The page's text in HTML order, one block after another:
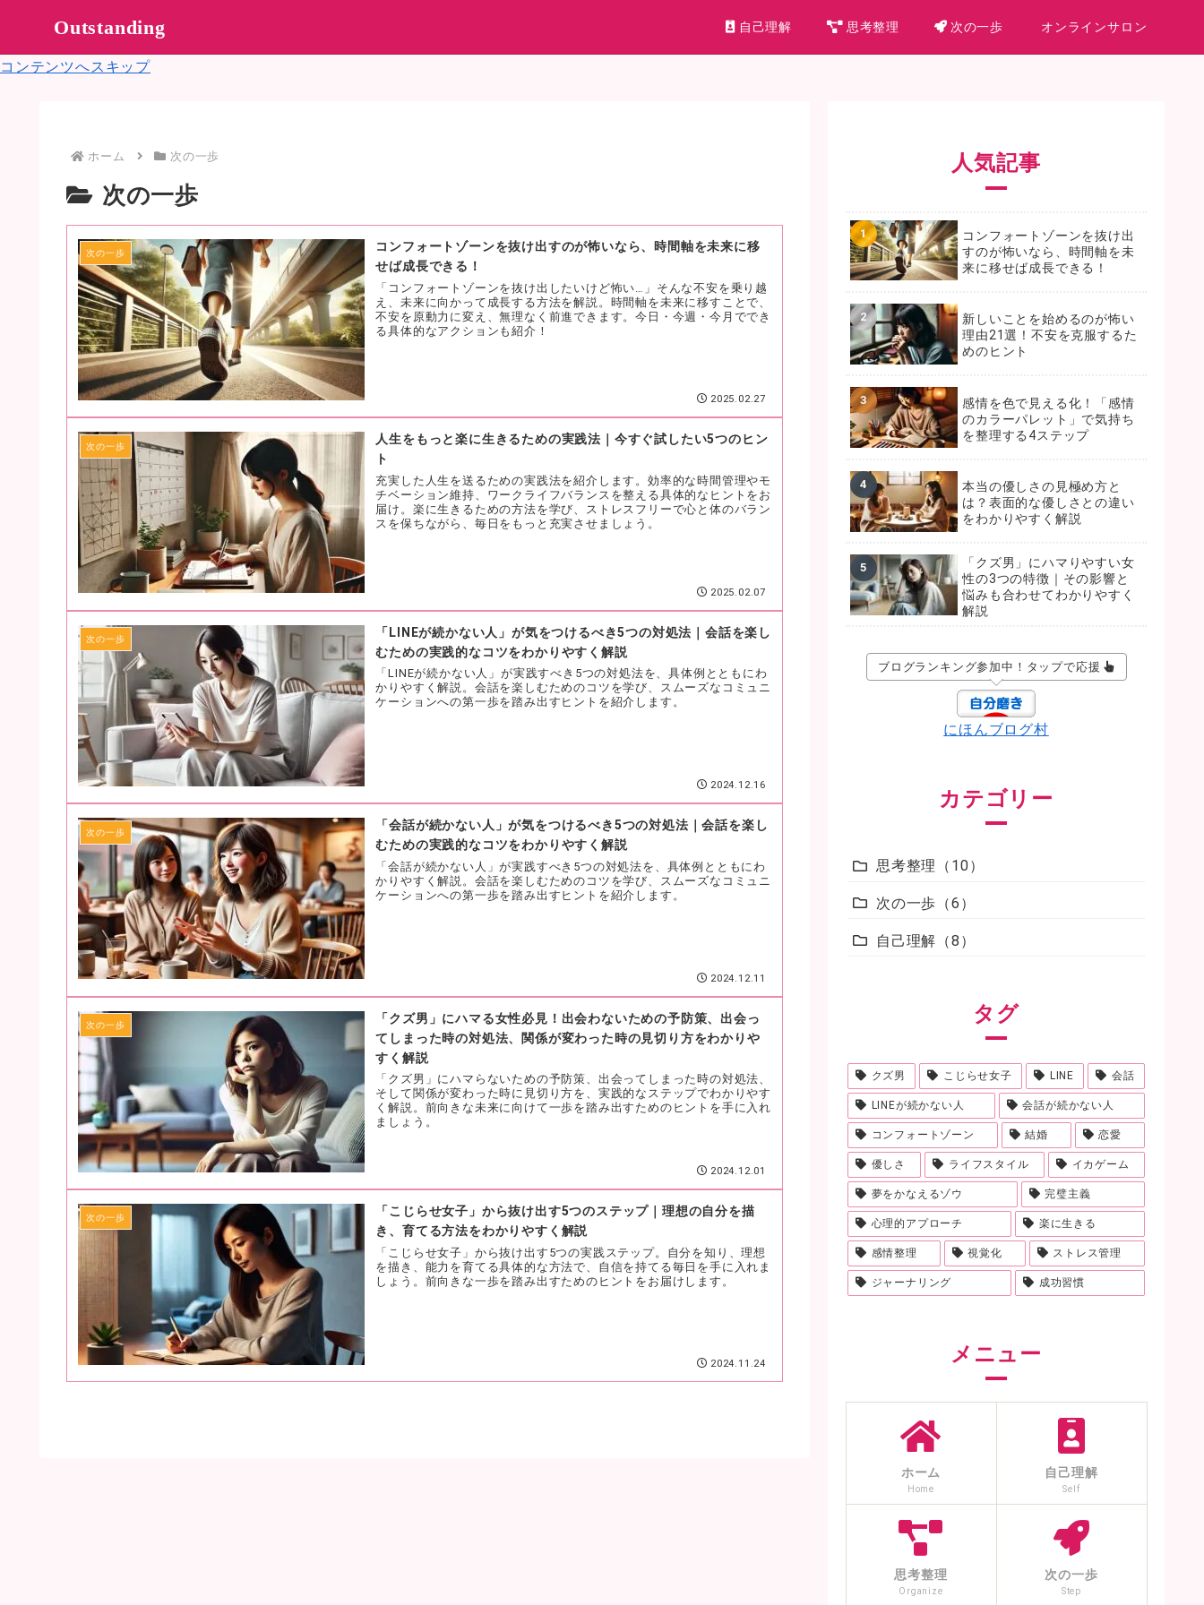
コンテンツへスキップ
Outstanding 自己理解 思考整理 次の一歩 オンラインサロン
ホーム 次の一歩
次の一歩
次の一歩
コンフォートゾーンを抜け出すのが怖いなら、時間軸を未来に移
せば成長できる！
「コンフォートゾーンを抜け出したいけど怖い…」そんな不安を乗り越
え、未来に向かって成長する方法を解説。時間軸を未来に移すことで、
不安を原動力に変え、無理なく前進できます。今日・今週・今月ででき
る具体的なアクションも紹介！
2025.02.27
次の一歩
人生をもっと楽に生きるための実践法｜今すぐ試したい5つのヒン
ト
充実した人生を送るための実践法を紹介します。効率的な時間管理やモ
チベーション維持、ワークライフバランスを整える具体的なヒントをお
届け。楽に生きるための方法を学び、ストレスフリーで心と体のバラン
スを保ちながら、毎日をもっと充実させましょう。
2025.02.07
次の一歩
「LINEが続かない人」が気をつけるべき5つの対処法｜会話を楽し
むための実践的なコツをわかりやすく解説
「LINEが続かない人」が実践すべき5つの対処法を、具体例とともにわ
かりやすく解説。会話を楽しむためのコツを学び、スムーズなコミュニ
ケーションへの第一歩を踏み出すヒントを紹介します。
2024.12.16
次の一歩
「会話が続かない人」が気をつけるべき5つの対処法｜会話を楽し
むための実践的なコツをわかりやすく解説
「会話が続かない人」が実践すべき5つの対処法を、具体例とともにわ
かりやすく解説。会話を楽しむためのコツを学び、スムーズなコミュニ
ケーションへの第一歩を踏み出すヒントを紹介します。
2024.12.11
次の一歩
「クズ男」にハマる女性必見！出会わないための予防策、出会っ
てしまった時の対処法、関係が変わった時の見切り方をわかりや
すく解説
「クズ男」にハマらないための予防策、出会ってしまった時の対処法、
そして関係が変わった時に見切り方を、実践的なステップでわかりやす
く解説。前向きな未来に向けて一歩を踏み出すためのヒントを手に入れ
ましょう。
2024.12.01
次の一歩
「こじらせ女子」から抜け出す5つのステップ｜理想の自分を描
き、育てる方法をわかりやすく解説
「こじらせ女子」から抜け出す5つの実践ステップ。自分を知り、理想
を描き、能力を育てる具体的な方法で、自信を持てる毎日を手に入れま
しょう。前向きな一歩を踏み出すためのヒントをお届けします。
2024.11.24
人気記事
コンフォートゾーンを抜け出
すのが怖いなら、時間軸を未
来に移せば成長できる！
新しいことを始めるのが怖い
理由21選！不安を克服するた
めのヒント
感情を色で見える化！「感情
のカラーパレット」で気持ち
を整理する4ステップ
本当の優しさの見極め方と
は？表面的な優しさとの違い
をわかりやすく解説
「クズ男」にハマりやすい女
性の3つの特徴｜その影響と
悩みも合わせてわかりやすく
解説
ブログランキング参加中！タップで応援
にほんブログ村
カテゴリー
思考整理 10
次の一歩 6
自己理解 8
タグ
クズ男 こじらせ女子 LINE 会話
LINEが続かない人 会話が続かない人
コンフォートゾーン 結婚 恋愛
優しさ ライフスタイル イカゲーム
夢をかなえるゾウ 完璧主義
心理的アプローチ 楽に生きる
感情整理 視覚化 ストレス管理
ジャーナリング 成功習慣
メニュー
ホーム
Home
自己理解
Self
思考整理
Organize
次の一歩
Step